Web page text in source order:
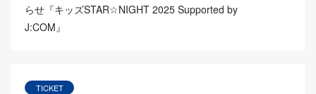
らせ『キッズSTAR☆NIGHT 2025 Supported by
J:COM』
TICKET